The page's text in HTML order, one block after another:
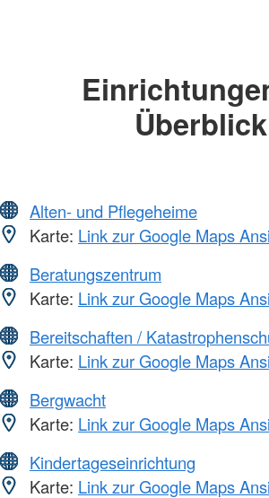
Überblick
Alten- und Pflegeheime
Karte: Link zur Google Maps
Beratungszentrum
Karte: Link zur Google Maps
Bereitschaften /
Karte: Link zur Google Maps
Bergwacht
Karte: Link zur Google Maps
Kindertageseinrichtung
Karte: Link zur Google Maps